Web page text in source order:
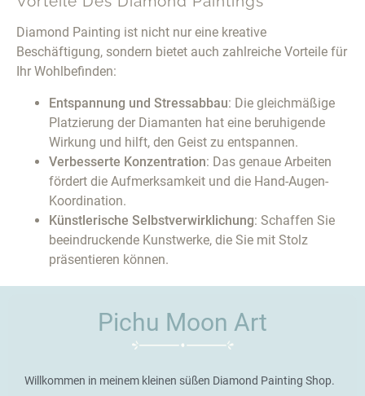
Diamond Painting ist nicht nur eine kreative
Beschäftigung, sondern bietet auch zahlreiche Vorteile für
Ihr Wohlbefinden:
Entspannung und Stressabbau: Die gleichmäßige
Platzierung der Diamanten hat eine beruhigende
Wirkung und hilft, den Geist zu entspannen.
Verbesserte Konzentration: Das genaue Arbeiten
fördert die Aufmerksamkeit und die Hand-Augen-
Koordination.
Künstlerische Selbstverwirklichung: Schaffen Sie
beeindruckende Kunstwerke, die Sie mit Stolz
präsentieren können.
Pichu Moon Art
Willkommen in meinem kleinen süßen Diamond Painting Shop.